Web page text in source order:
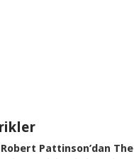
Robert Pattinson’dan The